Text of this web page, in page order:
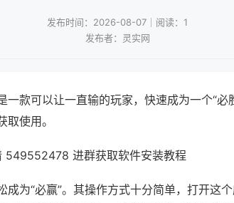
发布时间：2026-08-07｜阅读：1
发布者：灵实网
一款可以让一直输的玩家，快速成为一个“必
使用。
549552478 进群获取软件安装教程
成为“必赢”。其操作方式十分简单，打开这